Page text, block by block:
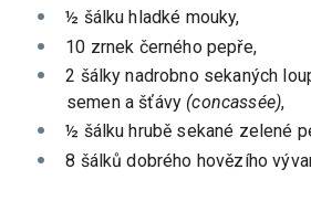
½ šálku hladké mouky,
10 zrnek černého pepře,
2 šálky nadrobno sekaných
semen a šťávy (concassée),
½ šálku hrubě sekané zelené
8 šálků dobrého hovězího